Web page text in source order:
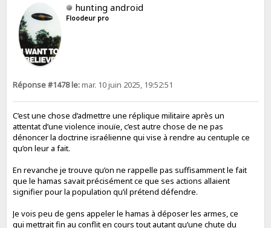
hunting android
Floodeur pro
Réponse #1478 le:mar. 10 juin 2025, 19:52:51
C’est une chose d’admettre une réplique militaire après un
attentat d’une violence inouïe, c’est autre chose de ne pas
dénoncer la doctrine israélienne qui vise à rendre au centuple ce
qu’on leur a fait.
En revanche je trouve qu’on ne rappelle pas suffisamment le fait
que le hamas savait précisément ce que ses actions allaient
signifier pour la population qu’il prétend défendre.
Je vois peu de gens appeler le hamas à déposer les armes, ce
qui mettrait fin au conflit en cours tout autant qu’une chute du